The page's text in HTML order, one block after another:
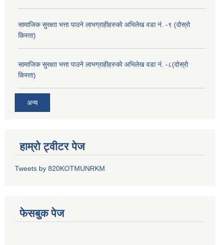
सामाजिक सुरक्षाा भत्ता पाउने लाभग्राहीहरुको अभिलेख वडा नं. -९ (दोस्रो
किस्ता)
सामाजिक सुरक्षाा भत्ता पाउने लाभग्राहीहरुको अभिलेख वडा नं. -८(दोस्रो
किस्ता)
अन्य
हाम्रो ट्वीटर पेज
Tweets by 820KOTMUNRKM
फेसबुक पेज